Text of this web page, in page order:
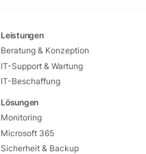
Leistungen
Beratung & Konzeption
IT-Support & Wartung
IT-Beschaffung
Lösungen
Monitoring
Microsoft 365
Sicherheit & Backup